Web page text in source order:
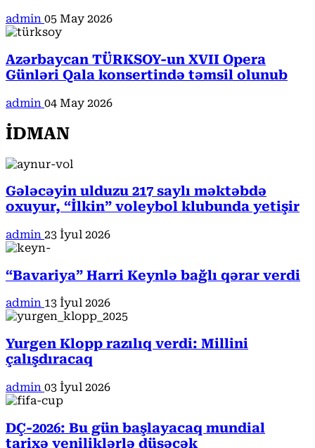
admin 05 May 2026
Azərbaycan TÜRKSOY-un XVII Opera
Günləri Qala konsertində təmsil olunub
admin 04 May 2026
İDMAN
Gələcəyin ulduzu 217 saylı məktəbdə
oxuyur, “İlkin” voleybol klubunda yetişir
admin 23 İyul 2026
“Bavariya” Harri Keynlə bağlı qərar verdi
admin 13 İyul 2026
Yurgen Klopp razılıq verdi: Millini
çalışdıracaq
admin 03 İyul 2026
DÇ-2026: Bu gün başlayacaq mundial
tarixə yeniliklərlə düşəcək